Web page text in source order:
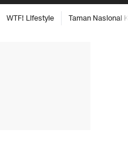
WTF! Lifestyle Taman Nasional